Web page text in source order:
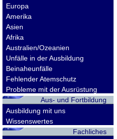
Europa
Amerika
Asien
Afrika
Australien/Ozeanien
Unfälle in der Ausbildung
Beinaheunfälle
Fehlender Atemschutz
Probleme mit der Ausrüstung
Aus- und Fortbildung
Ausbildung mit uns
Wissenswertes
Fachliches